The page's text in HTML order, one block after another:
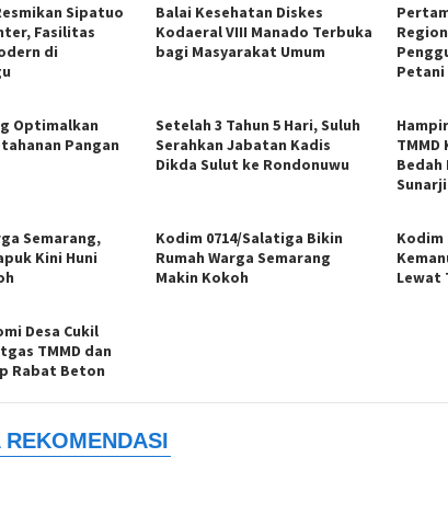
Sipatuo
Fasilitas
di
Balai Kesehatan Diskes
Kodaeral VIII Manado Terbuka
bagi Masyarakat Umum
Petani
Optimalkan
Pangan
Setelah 3 Tahun 5 Hari, Suluh
Serahkan Jabatan Kadis
Dikda Sulut ke Rondonuwu
TMMD
Bedah
Sunarji
Semarang,
Kini Huni
Kodim 0714/Salatiga Bikin
Rumah Warga Semarang
Makin Kokoh
Kodim
Lewat
Desa Cukil
TMMD dan
Rabat Beton